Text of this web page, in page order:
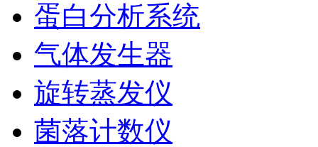
蛋白分析系统
气体发生器
旋转蒸发仪
菌落计数仪